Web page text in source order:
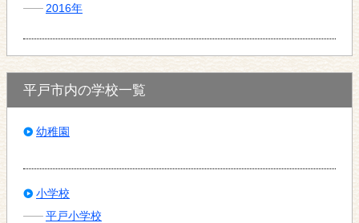
2016年
平戸市内の学校一覧
幼稚園
小学校
平戸小学校